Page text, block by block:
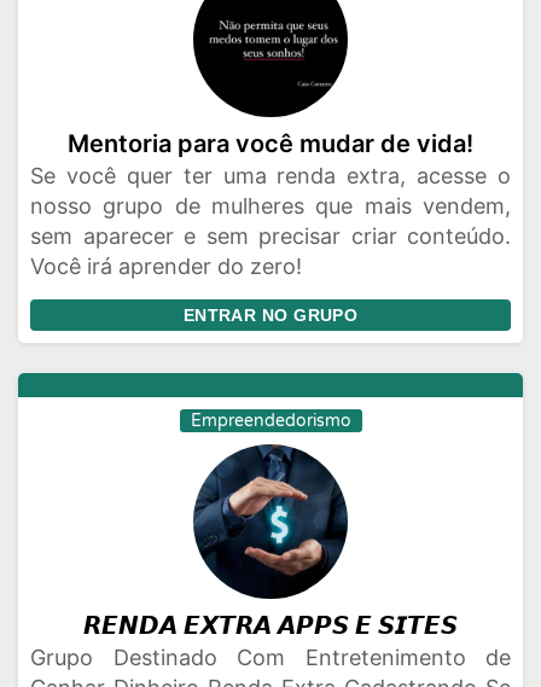
Mentoria para você mudar de vida!
Se você quer ter uma renda extra, acesse o
nosso grupo de mulheres que mais vendem,
sem aparecer e sem precisar criar conteúdo.
Você irá aprender do zero!
ENTRAR NO GRUPO
Empreendedorismo
𝙍𝙀𝙉𝘿𝘼 𝙀𝙓𝙏𝙍𝘼 𝘼𝙋𝙋𝙎 𝙀 𝙎𝙄𝙏𝙀𝙎
Grupo Destinado Com Entretenimento de